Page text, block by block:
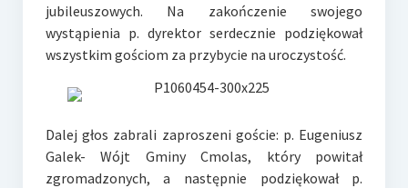
jubileuszowych. Na zakończenie swojego
wystąpienia p. dyrektor serdecznie podziękował
wszystkim gościom za przybycie na uroczystość.
Dalej głos zabrali zaproszeni goście: p. Eugeniusz
Galek- Wójt Gminy Cmolas, który powitał
zgromadzonych, a następnie podziękował p.